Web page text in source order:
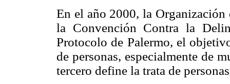
En el año 2000, la
la Convención Contra la
Protocolo de Palermo, el
de personas, especialmente de
tercero define la trata de